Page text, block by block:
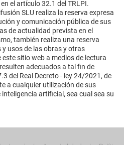
el artículo 32.1 del TRLPI.
SLU realiza la reserva expresa
y comunicación pública de sus
de actualidad prevista en el
también realiza una reserva
usos de las obras y otras
sitio web a medios de lectura
adecuados a tal fin de
del Real Decreto - ley 24/2021, de
a cualquier utilización de sus
artificial, sea cual sea su